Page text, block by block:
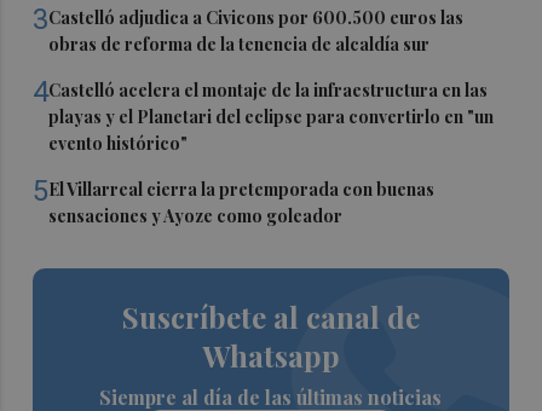
3Castelló adjudica a Civicons por 600.500 euros las
obras de reforma de la tenencia de alcaldía sur
4Castelló acelera el montaje de la infraestructura en las
playas y el Planetari del eclipse para convertirlo en "un
evento histórico"
5El Villarreal cierra la pretemporada con buenas
sensaciones y Ayoze como goleador
Suscríbete al canal de
Whatsapp
Siempre al día de las últimas noticias